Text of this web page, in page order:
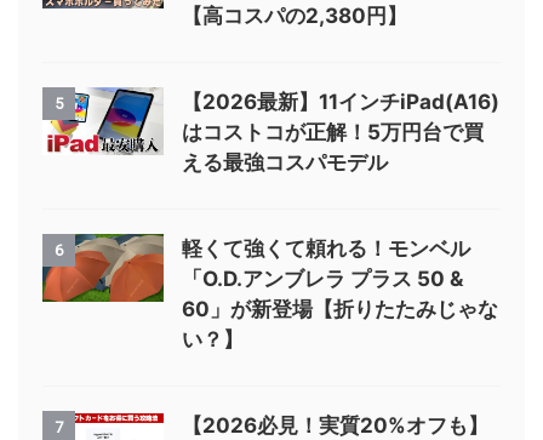
【高コスパの2,380円】
5
【2026最新】11インチiPad(A16)
はコストコが正解！5万円台で買
える最強コスパモデル
6
軽くて強くて頼れる！モンベル
「O.D.アンブレラ プラス 50 &
60」が新登場【折りたたみじゃな
い？】
7
【2026必見！実質20%オフも】